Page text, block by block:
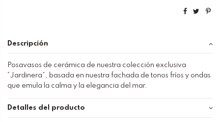
Descripción
Posavasos de cerámica de nuestra colección exclusiva
“Jardinera”, basada en nuestra fachada de tonos fríos y ondas
que emula la calma y la elegancia del mar.
Detalles del producto